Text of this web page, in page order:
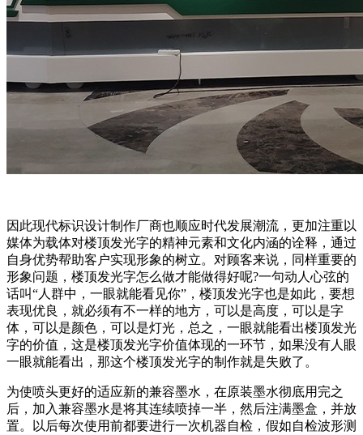
因此现代标识设计制作厂商也顺应时代发展潮流，更加注重以
媒体为载体对楼顶发光字的精神元素和文化内涵的诠释，通过
自身优势帮助客户实现形象的树立。对顾客来说，同样重要的
形象问题，楼顶发光字怎么做才能做得好呢?一句动人心弦的
话叫“人群中，一眼就能看见你”，楼顶发光字也是如此，要想
表现优良，就必须有不一样的地方，可以是高度，可以是字
体，可以是颜色，可以是灯光，总之，一眼就能看出楼顶发光
字的价值，这是楼顶发光字价值体现的一环节，如果没有人眼
一眼就能看出，那这个楼顶发光字的制作就是失败了。
为使喷头更好的适应新的兼容墨水，在原装墨水彻底用完之
后，加入兼容墨水是将其连续喷掉一半，然后注满墨盒，并放
置。以后每次使用前都要进行一次机器自检，假如自检波形测